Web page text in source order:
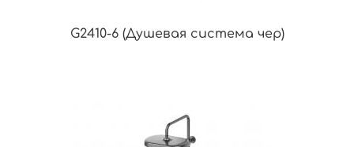
G2410-6 (Душевая система чер)